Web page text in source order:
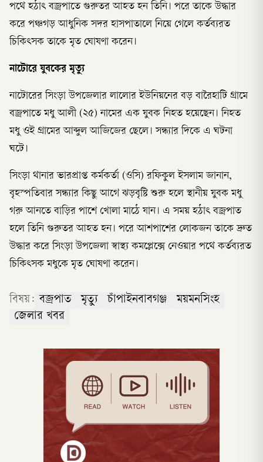
পথে হঠাৎ বজ্রপাতে গুরুতর আহত হন তিনি। পরে তাকে উদ্ধার
করে পঞ্চগড় আধুনিক সদর হাসপাতালে নিয়ে গেলে কর্তব্যরত
চিকিৎসক তাকে মৃত ঘোষণা করেন।
নাটোরে যুবকের মৃত্যু
নাটোরের সিংড়া উপজেলার লালোর ইউনিয়নের বড় বারৈহাটি গ্রামে
বজ্রপাতে মধু আলী (২৫) নামের এক যুবক নিহত হয়েছেন। নিহত
মধু ওই গ্রামের আব্দুল আজিজের ছেলে। সন্ধ্যার দিকে এ ঘটনা
ঘটে।
সিংড়া থানার ভারপ্রাপ্ত কর্মকর্তা (ওসি) রফিকুল ইসলাম জানান,
বৃহস্পতিবার সন্ধ্যার কিছু আগে ঝড়বৃষ্টি শুরু হলে স্থানীয় যুবক মধু
গরু আনতে বাড়ির পাশে খোলা মাঠে যান। এ সময় হঠাৎ বজ্রপাত
হলে তিনি গুরুতর আহত হন। পরে আশপাশের লোকজন তাকে দ্রুত
উদ্ধার করে সিংড়া উপজেলা স্বাস্থ্য কমপ্লেক্সে নেওয়ার পথে কর্তব্যরত
চিকিৎসক মধুকে মৃত ঘোষণা করেন।
বিষয়: বজ্রপাত মৃত্যু চাঁপাইনবাবগঞ্জ
ময়মনসিংহ
জেলার খবর